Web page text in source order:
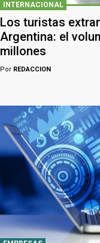
INTERNACIONAL
Los turistas
Argentina: el
millones
Por REDACCION